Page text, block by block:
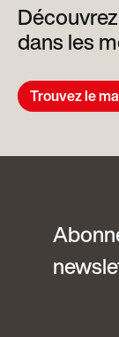
dans les
Trouvez le